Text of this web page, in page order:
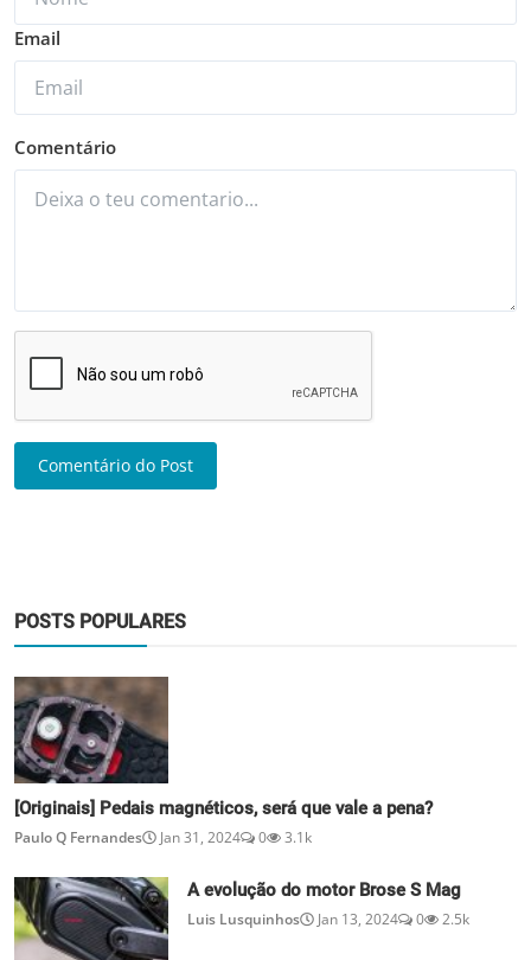
Email
Comentário
Comentário do Post
POSTS POPULARES
[Originais] Pedais magnéticos, será que vale a pena?
Paulo Q Fernandes Jan 31, 2024 0 3.1k
A evolução do motor Brose S Mag
Luis Lusquinhos Jan 13, 2024 0 2.5k